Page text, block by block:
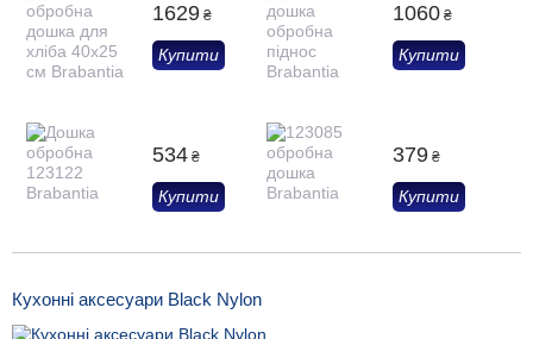
1629 ₴
Купити
1060 ₴
Купити
534 ₴
Купити
379 ₴
Купити
Кухонні аксесуари Black Nylon